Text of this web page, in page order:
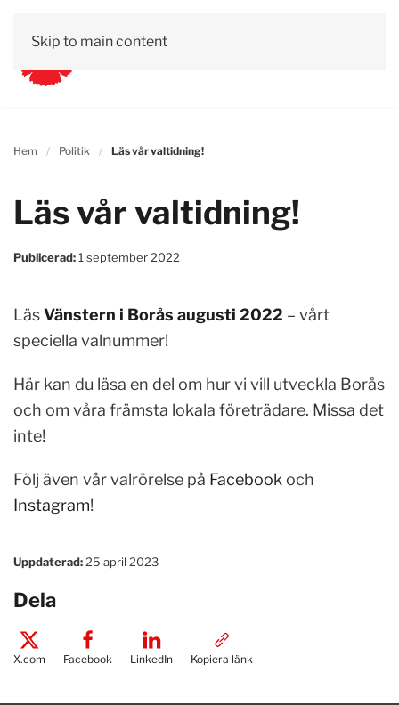
Skip to main content
Hem Politik Läs vår valtidning!
Läs vår valtidning!
Publicerad:1 september 2022
LäsVänstern i Borås augusti 2022 – vårt
speciella valnummer!
Här kan du läsa en del om hur vi vill utveckla Borås
och om våra främsta lokala företrädare. Missa det
inte!
Följ även vår valrörelse på Facebook och
Instagram!
Uppdaterad: 25 april 2023
Dela
X.com Facebook LinkedIn Kopiera länk